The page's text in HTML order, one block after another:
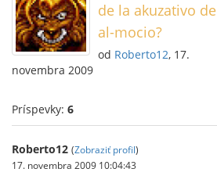
de la akuzativo de
al-mocio?
od Roberto12, 17.
novembra 2009
Príspevky: 6
Roberto12 (Zobraziť profil)
17. novembra 2009 10:04:43